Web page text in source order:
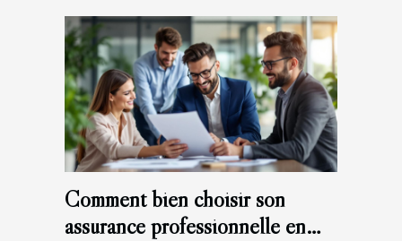
Comment bien choisir son
assurance professionnelle en